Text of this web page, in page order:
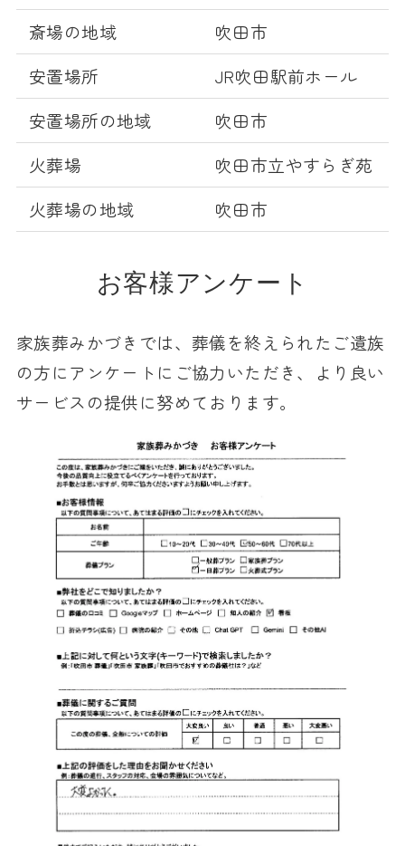
斎場の地域
吹田市
安置場所
JR吹田駅前ホール
安置場所の地域
吹田市
火葬場
吹田市立やすらぎ苑
火葬場の地域
吹田市
お客様アンケート
家族葬みかづきでは、葬儀を終えられたご遺族
の方にアンケートにご協力いただき、より良い
サービスの提供に努めております。